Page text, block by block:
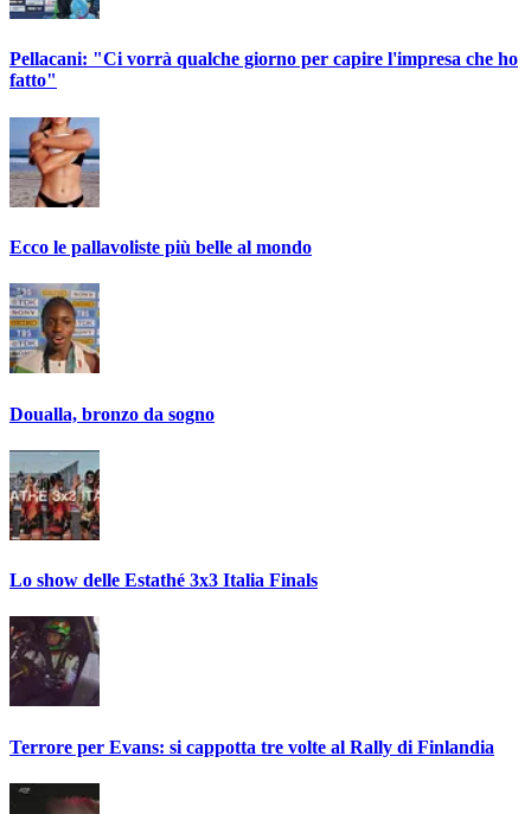
Pellacani: "Ci vorrà qualche giorno per capire l'impresa che ho
fatto"
Ecco le pallavoliste più belle al mondo
Doualla, bronzo da sogno
Lo show delle Estathé 3x3 Italia Finals
Terrore per Evans: si cappotta tre volte al Rally di Finlandia